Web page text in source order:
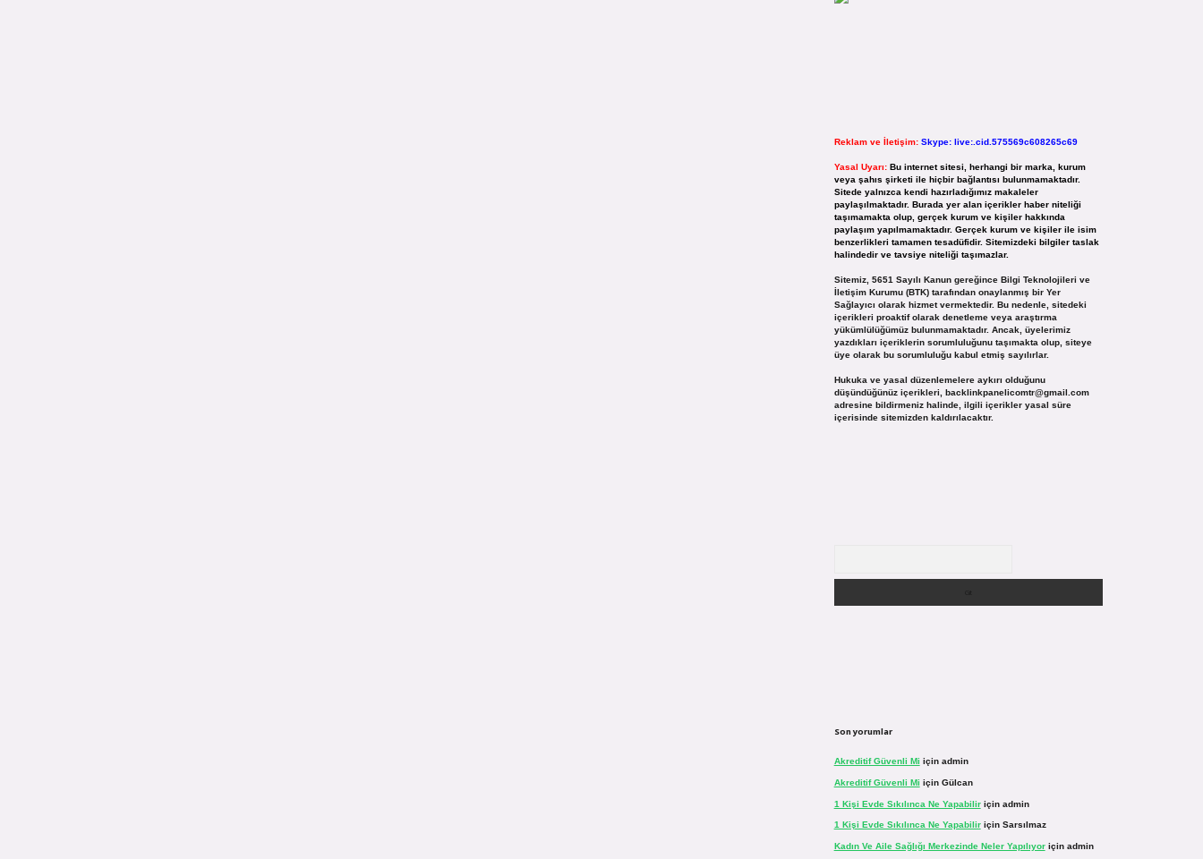
Reklam ve İletişim: Skype: live:.cid.575569c608265c69
Yasal Uyarı: Bu internet sitesi, herhangi bir marka, kurum
veya şahıs şirketi ile hiçbir bağlantısı bulunmamaktadır.
Sitede yalnızca kendi hazırladığımız makaleler
paylaşılmaktadır. Burada yer alan içerikler haber niteliği
taşımamakta olup, gerçek kurum ve kişiler hakkında
paylaşım yapılmamaktadır. Gerçek kurum ve kişiler ile isim
benzerlikleri tamamen tesadüfidir. Sitemizdeki bilgiler taslak
halindedir ve tavsiye niteliği taşımazlar.
Sitemiz, 5651 Sayılı Kanun gereğince Bilgi Teknolojileri ve
İletişim Kurumu (BTK) tarafından onaylanmış bir Yer
Sağlayıcı olarak hizmet vermektedir. Bu nedenle, sitedeki
içerikleri proaktif olarak denetleme veya araştırma
yükümlülüğümüz bulunmamaktadır. Ancak, üyelerimiz
yazdıkları içeriklerin sorumluluğunu taşımakta olup, siteye
üye olarak bu sorumluluğu kabul etmiş sayılırlar.
Hukuka ve yasal düzenlemelere aykırı olduğunu
düşündüğünüz içerikleri, backlinkpanelicomtr@gmail.com
adresine bildirmeniz halinde, ilgili içerikler yasal süre
içerisinde sitemizden kaldırılacaktır.
Son yorumlar
Akreditif Güvenli Mi için admin
Akreditif Güvenli Mi için Gülcan
1 Kişi Evde Sıkılınca Ne Yapabiliriçin admin
1 Kişi Evde Sıkılınca Ne Yapabiliriçin Sarsılmaz
Kadın Ve Aile Sağlığı Merkezinde Neler Yapılıyoriçin admin